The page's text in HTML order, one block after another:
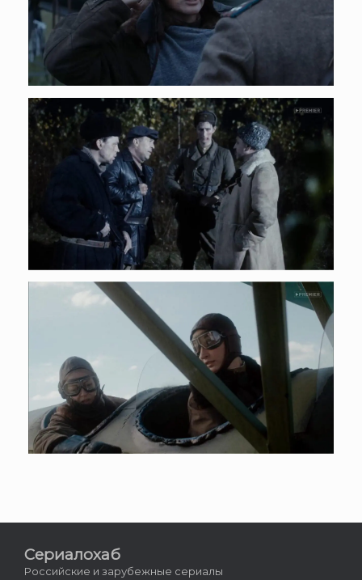
Сериалохаб
Российские и зарубежные сериалы